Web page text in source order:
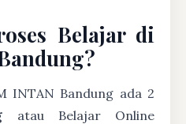
Belajar di
INTAN Bandung ada 2
atau Belajar Online